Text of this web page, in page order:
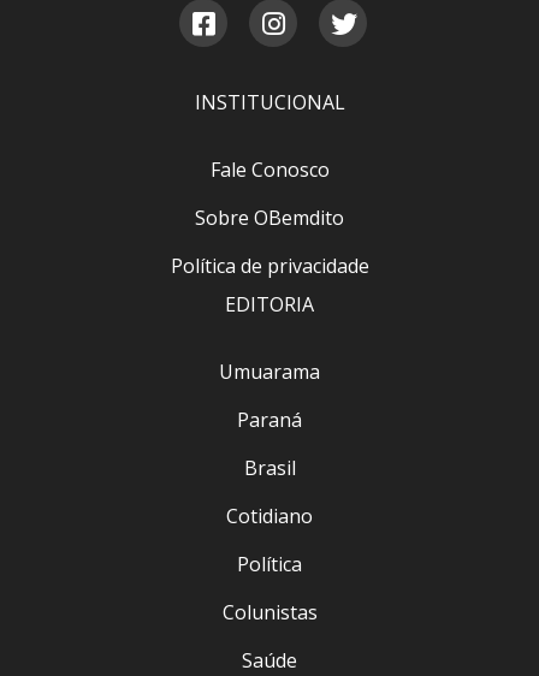
INSTITUCIONAL
Fale Conosco
Sobre OBemdito
Política de privacidade
EDITORIA
Umuarama
Paraná
Brasil
Cotidiano
Política
Colunistas
Saúde